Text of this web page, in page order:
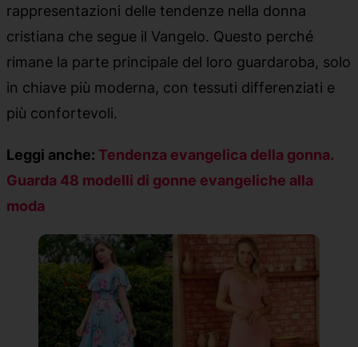
rappresentazioni delle tendenze nella donna
cristiana che segue il Vangelo. Questo perché
rimane la parte principale del loro guardaroba, solo
in chiave più moderna, con tessuti differenziati e
più confortevoli.
Leggi anche: Tendenza evangelica della gonna.
Guarda 48 modelli di gonne evangeliche alla
moda